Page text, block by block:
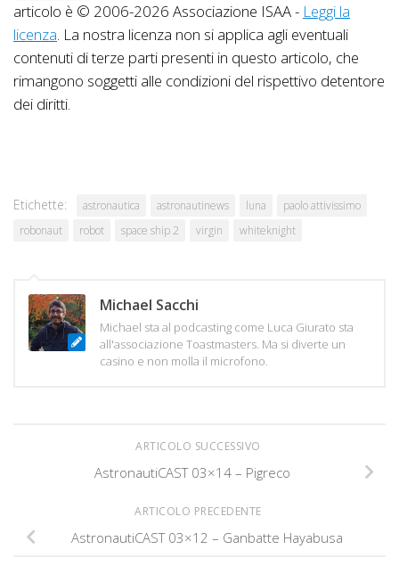
articolo è © 2006-2026 Associazione ISAA - Leggi la
licenza. La nostra licenza non si applica agli eventuali
contenuti di terze parti presenti in questo articolo, che
rimangono soggetti alle condizioni del rispettivo detentore
dei diritti.
Etichette: astronautica astronautinews luna
paolo attivissimo
robonaut
robot space ship 2 virgin whiteknight
Michael Sacchi
Michael sta al podcasting come Luca Giurato sta
all'associazione Toastmasters. Ma si diverte un
casino e non molla il microfono.
ARTICOLO SUCCESSIVO
AstronautiCAST 03×14 – Pigreco
ARTICOLO PRECEDENTE
AstronautiCAST 03×12 – Ganbatte Hayabusa